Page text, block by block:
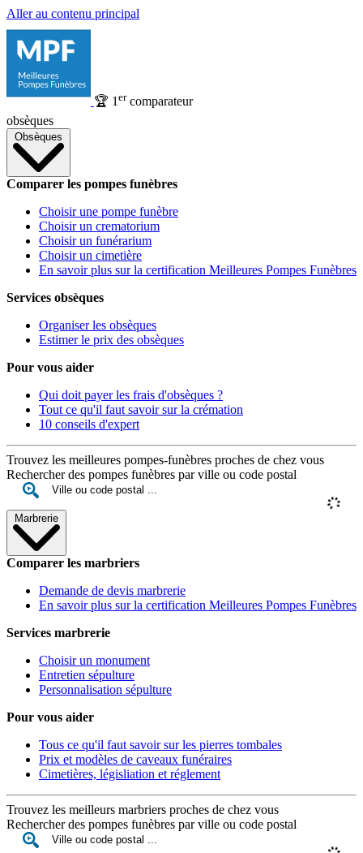
Aller au contenu principal
🏆 1 ercomparateur
obsèques
Obsèques
Comparer les pompes funèbres
Choisir une pompe funèbre
Choisir un crematorium
Choisir un funérarium
Choisir un cimetière
En savoir plus sur la certification Meilleures Pompes Funèbres
Services obsèques
Organiser les obsèques
Estimer le prix des obsèques
Pour vous aider
Qui doit payer les frais d'obsèques ?
Tout ce qu'il faut savoir sur la crémation
10 conseils d'expert
Trouvez les meilleures pompes-funèbres proches de chez vous
Rechercher des pompes funèbres par ville ou code postal
Marbrerie
Comparer les marbriers
Demande de devis marbrerie
En savoir plus sur la certification Meilleures Pompes Funèbres
Services marbrerie
Choisir un monument
Entretien sépulture
Personnalisation sépulture
Pour vous aider
Tous ce qu'il faut savoir sur les pierres tombales
Prix et modèles de caveaux funéraires
Cimetières, législiation et réglement
Trouvez les meilleurs marbriers proches de chez vous
Rechercher des pompes funèbres par ville ou code postal